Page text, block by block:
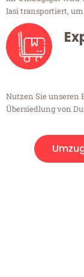
Iasi transportiert,
Nutzen Sie unseren
Übersiedlung von